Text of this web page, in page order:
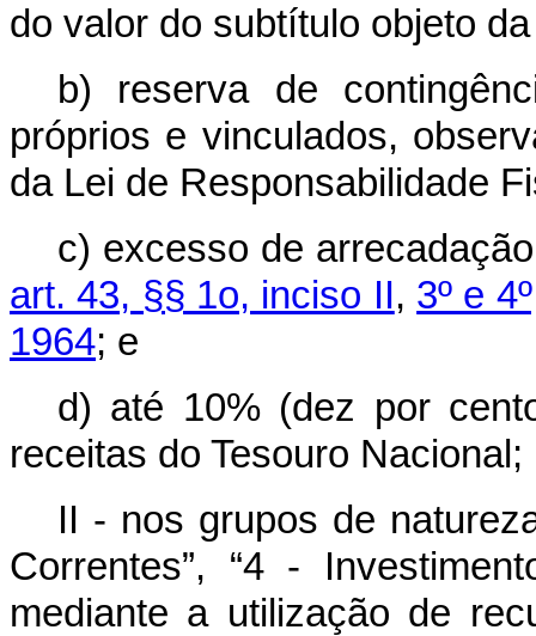
do valor do subtítulo objeto
b) reserva de
próprios e vinculados,
da Lei de Responsabilidade
c) excesso de
art. 43, §§ 1o, inciso II, 3º e
1964; e
d) até 10% (dez por
receitas do Tesouro Nacional;
II - nos grupos de
Correntes”, “4 -
mediante a utilização de